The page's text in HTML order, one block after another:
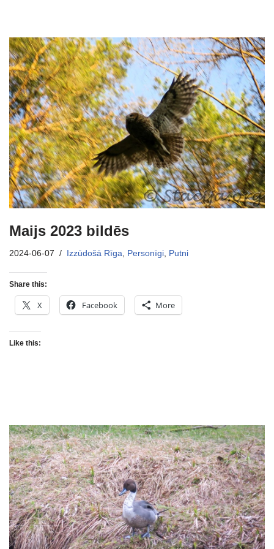
Maijs 2023 bildēs
2024-06-07 Izzūdošā Rīga Personīgi Putni
Share this:
X Facebook More
Like this: